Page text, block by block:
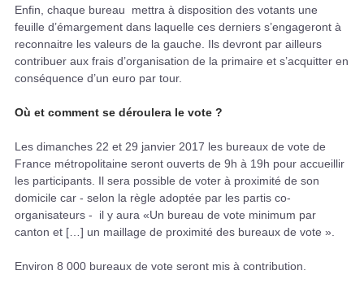
Enfin, chaque bureau mettra à disposition des votants une
feuille d’émargement dans laquelle ces derniers s’engageront à
reconnaitre les valeurs de la gauche. Ils devront par ailleurs
contribuer aux frais d’organisation de la primaire et s’acquitter en
conséquence d’un euro par tour.
Où et comment se déroulera le vote ?
Les dimanches 22 et 29 janvier 2017 les bureaux de vote de
France métropolitaine seront ouverts de 9h à 19h pour accueillir
les participants. Il sera possible de voter à proximité de son
domicile car - selon la règle adoptée par les partis co-
organisateurs - il y aura «Un bureau de vote minimum par
canton et […] un maillage de proximité des bureaux de vote ».
Environ 8 000 bureaux de vote seront mis à contribution.